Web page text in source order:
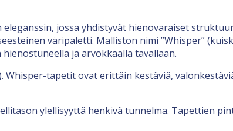
jossa yhdistyvät hienovaraiset
väripaletti. Malliston nimi ”Whisper”
ja arvokkaalla tavallaan.
tapetit ovat erittäin kestäviä,
ylellisyyttä henkivä tunnelma. Tapettien